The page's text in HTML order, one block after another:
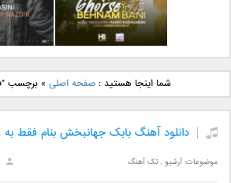
دانلود آهنگ جدید بهنام
بانی بنام قرص قمر 2
دانلود
یاسینی بنام
شما اینجا هستید :صفحه اصلی »برچسب
دانلود آهنگ بابک جهانبخش بنام فقط
موضوعات:آرشیو ,تک آهنگ